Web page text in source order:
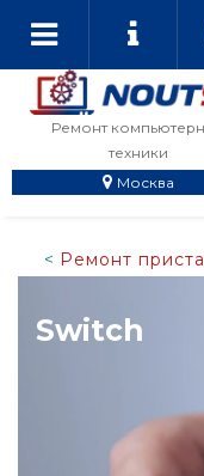
Ремонт
техники
Москва
Ремонт
Switch